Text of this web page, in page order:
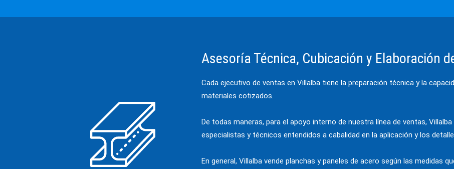
Asesoría Técnica, Cubicación y Elaboración
Cada ejecutivo de ventas en Villalba tiene la preparación técnica y la
materiales cotizados.
De todas maneras, para el apoyo interno de nuestra línea de ventas,
especialistas y técnicos entendidos a cabalidad en la aplicación y los
En general, Villalba vende planchas y paneles de acero según las medidas